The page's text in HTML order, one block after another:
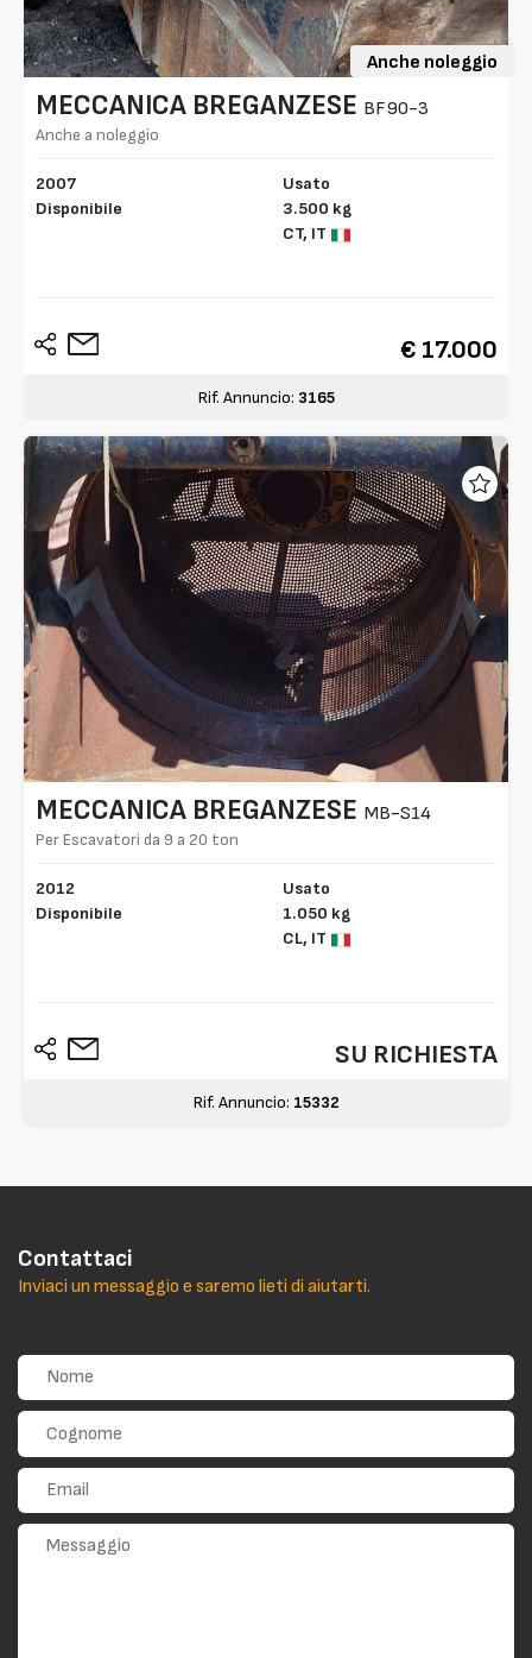
Anche noleggio
MECCANICA BREGANZESE BF90-3
Anche a noleggio
2007
Disponibile
Usato
3.500 kg
CT, IT
€ 17.000
Rif. Annuncio: 3165
MECCANICA BREGANZESE MB-S14
Per Escavatori da 9 a 20 ton
2012
Disponibile
Usato
1.050 kg
CL, IT
SU RICHIESTA
Rif. Annuncio: 15332
Contattaci
Inviaci un messaggio e saremo lieti di aiutarti.